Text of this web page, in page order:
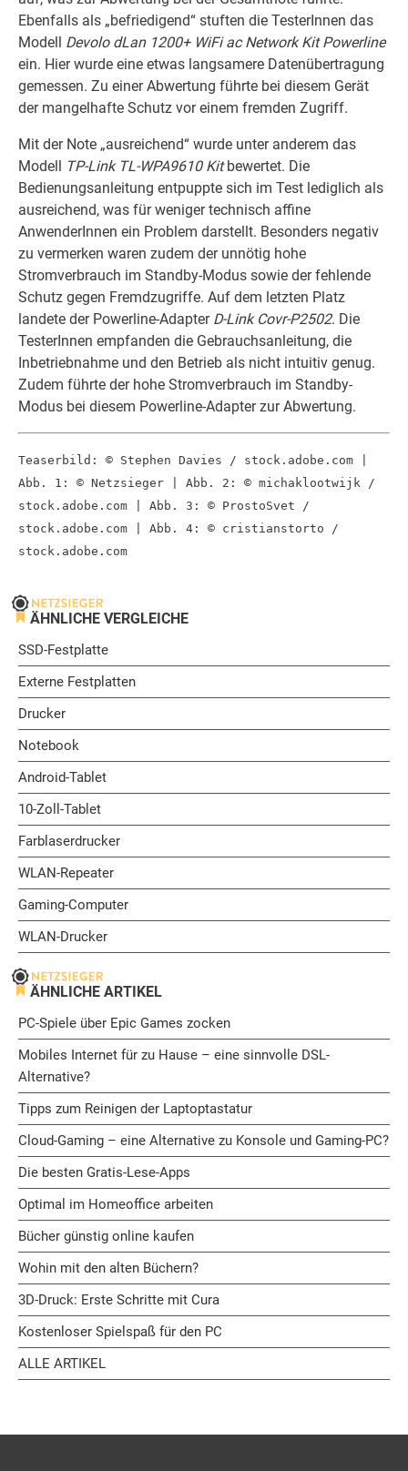
Ebenfalls als „befriedigend“ stuften die TesterInnen das
Modell Devolo dLan 1200+ WiFi ac Network Kit Powerline
ein. Hier wurde eine etwas langsamere Datenübertragung
gemessen. Zu einer Abwertung führte bei diesem Gerät
der mangelhafte Schutz vor einem fremden Zugriff.
Mit der Note „ausreichend“ wurde unter anderem das
Modell TP-Link TL-WPA9610 Kitbewertet. Die
Bedienungsanleitung entpuppte sich im Test lediglich als
ausreichend, was für weniger technisch affine
AnwenderInnen ein Problem darstellt. Besonders negativ
zu vermerken waren zudem der unnötig hohe
Stromverbrauch im Standby-Modus sowie der fehlende
Schutz gegen Fremdzugriffe. Auf dem letzten Platz
landete der Powerline-AdapterD-Link Covr-P2502. Die
TesterInnen empfanden die Gebrauchsanleitung, die
Inbetriebnahme und den Betrieb als nicht intuitiv genug.
Zudem führte der hohe Stromverbrauch im Standby-
Modus bei diesem Powerline-Adapter zur Abwertung.
Teaserbild: © Stephen Davies / stock.adobe.com |
Abb. 1: © Netzsieger | Abb. 2: © michaklootwijk /
stock.adobe.com | Abb. 3: © ProstoSvet /
stock.adobe.com | Abb. 4: © cristianstorto /
stock.adobe.com
ÄHNLICHE VERGLEICHE
SSD-Festplatte
Externe Festplatten
Drucker
Notebook
Android-Tablet
10-Zoll-Tablet
Farblaserdrucker
WLAN-Repeater
Gaming-Computer
WLAN-Drucker
ÄHNLICHE ARTIKEL
PC-Spiele über Epic Games zocken
Mobiles Internet für zu Hause – eine sinnvolle DSL-
Alternative?
Tipps zum Reinigen der Laptoptastatur
Cloud-Gaming – eine Alternative zu Konsole und Gaming-PC?
Die besten Gratis-Lese-Apps
Optimal im Homeoffice arbeiten
Bücher günstig online kaufen
Wohin mit den alten Büchern?
3D-Druck: Erste Schritte mit Cura
Kostenloser Spielspaß für den PC
ALLE ARTIKEL